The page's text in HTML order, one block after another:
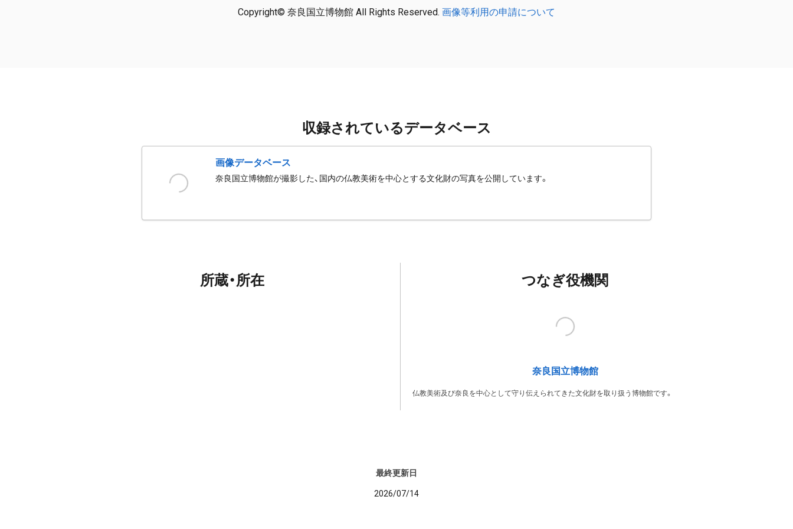
Copyright© 奈良国立博物館 All Rights Reserved. 画像等利用の申請について
収録されているデータベース
画像データベース
奈良国立博物館が撮影した、国内の仏教美術を中心とする文化財の写真を公開しています。
所蔵・所在 つなぎ役機関
奈良国立博物館
仏教美術及び奈良を中心として守り伝えられてきた文化財を取り扱う博物館です。
最終更新日
2026/07/14